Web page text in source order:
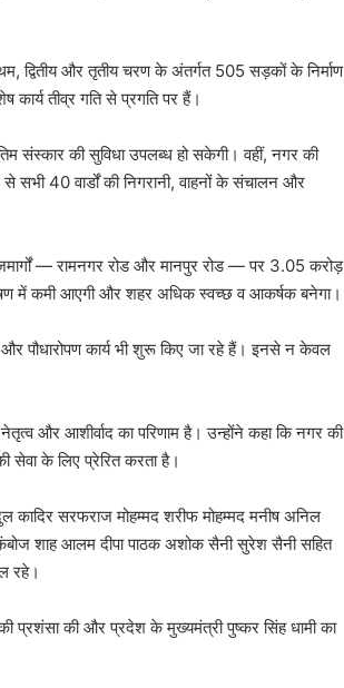
द्वितीय और तृतीय चरण के अंतर्गत 505 सड़कों के निर्माण
तीव्र गति से प्रगति पर हैं।
संस्कार की सुविधा उपलब्ध हो सकेगी। वहीं, नगर की
40 वार्डों की निगरानी, वाहनों के संचालन और
— रामनगर रोड और मानपुर रोड — पर 3.05 करोड़
में कमी आएगी और शहर अधिक स्वच्छ व आकर्षक बनेगा।
पौधारोपण कार्य भी शुरू किए जा रहे हैं। इनसे न केवल
और आशीर्वाद का परिणाम है। उन्होंने कहा कि नगर की
सेवा के लिए प्रेरित करता है।
कादिर सरफराज मोहम्मद शरीफ मोहम्मद मनीष अनिल
कंबोज शाह आलम दीपा पाठक अशोक सैनी सुरेश सैनी सहित
रहे।
की प्रशंसा की और प्रदेश के मुख्यमंत्री पुष्कर सिंह धामी का